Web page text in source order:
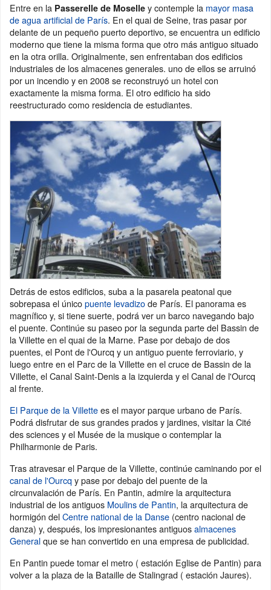
Entre en la Passerelle de Moselle y contemple la mayor masa
de agua artificial de París. En el quai de Seine, tras pasar por
delante de un pequeño puerto deportivo, se encuentra un edificio
moderno que tiene la misma forma que otro más antiguo situado
en la otra orilla. Originalmente, sen enfrentaban dos edificios
industriales de los almacenes generales. uno de ellos se arruinó
por un incendio y en 2008 se reconstruyó un hotel con
exactamente la misma forma. El otro edificio ha sido
reestructurado como residencia de estudiantes.
Detrás de estos edificios, suba a la pasarela peatonal que
sobrepasa el únicopuente levadizode París. El panorama es
magnífico y, si tiene suerte, podrá ver un barco navegando bajo
el puente. Continúe su paseo por la segunda parte del Bassin de
la Villette en el quai de la Marne. Pase por debajo de dos
puentes, el Pont de l'Ourcq y un antiguo puente ferroviario, y
luego entre en el Parc de la Villette en el cruce de Bassin de la
Villette, el Canal Saint-Denis a la izquierda y el Canal de l'Ourcq
al frente.
El Parque de la Villettees el mayor parque urbano de París.
Podrá disfrutar de sus grandes prados y jardines, visitar la Cité
des sciences y el Musée de la musique o contemplar la
Philharmonie de Paris.
Tras atravesar el Parque de la Villette, continúe caminando por el
canal de l'Ourcqy pase por debajo del puente de la
circunvalación de París. En Pantin, admire la arquitectura
industrial de los antiguos Moulins de Pantin, la arquitectura de
hormigón delCentre national de la Danse (centro nacional de
danza) y, después, los impresionantes antiguosalmacenes
Generalque se han convertido en una empresa de publicidad.
En Pantin puede tomar el metro ( estación Eglise de Pantin) para
volver a la plaza de la Bataille de Stalingrad ( estación Jaures).